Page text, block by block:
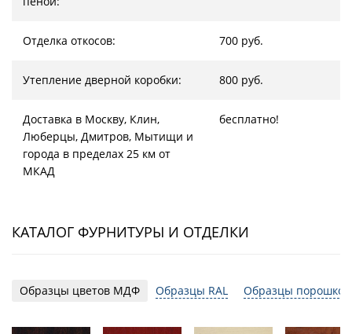
Отделка откосов: 700 руб.
Утепление дверной коробки: 800 руб.
Доставка в Москву, Клин,
Люберцы, Дмитров, Мытищи и
города в пределах 25 км от
МКАД
бесплатно!
КАТАЛОГ ФУРНИТУРЫ И ОТДЕЛКИ
Образцы цветов МДФ Образцы RAL Образцы